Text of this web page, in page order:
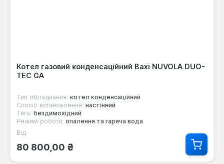
Котел газовий конденсаційний Baxi NUVOLA DUO-
TEC GA
Тип обладнання: котел конденсаційний
Спосіб встановлення: настінний
Тяга: бездимохідний
Режим роботи: опалення та гаряча вода
Звичайна ціна:
Від
80 800,00 ₴